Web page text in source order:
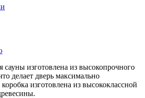
сауны изготовлена из высокопрочного
делает дверь максимально
изготовлена из высококлассной